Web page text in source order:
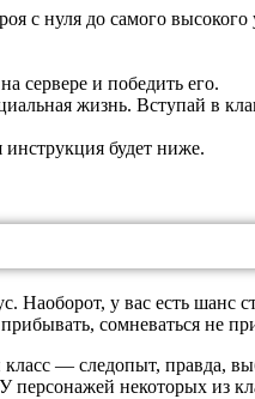
с нуля до самого высокого
сервере и победить его.
жизнь. Вступай в
будет ниже.
у вас есть шанс
сомневаться не
— следопыт, правда,
персонажей некоторых из